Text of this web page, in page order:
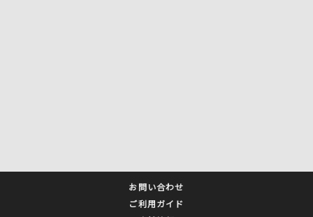
お問い合わせ
ご利用ガイド